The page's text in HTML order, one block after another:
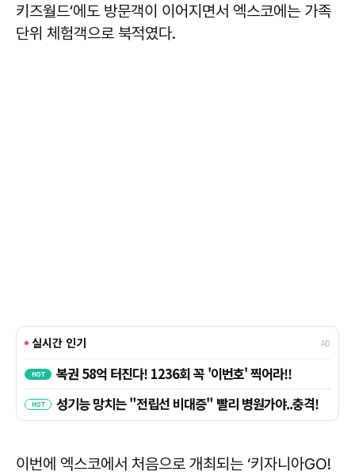
키즈월드’에도 방문객이 이어지면서 엑스코에는 가족
단위 체험객으로 북적였다.
이번에 엑스코에서 처음으로 개최되는 ‘키자니아GO!